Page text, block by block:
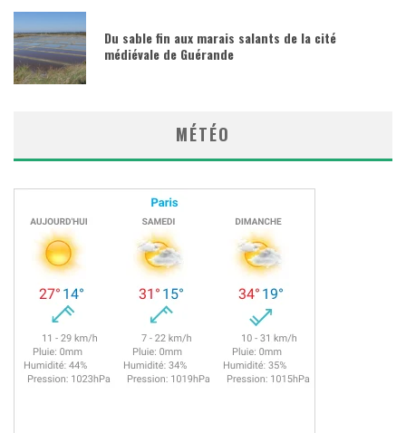
Du sable fin aux marais salants de la cité
médiévale de Guérande
MÉTÉO